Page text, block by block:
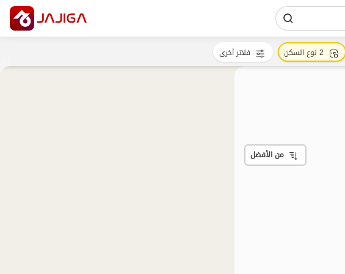
من الأفضل
2 نوع السكن فلاتر أخرى